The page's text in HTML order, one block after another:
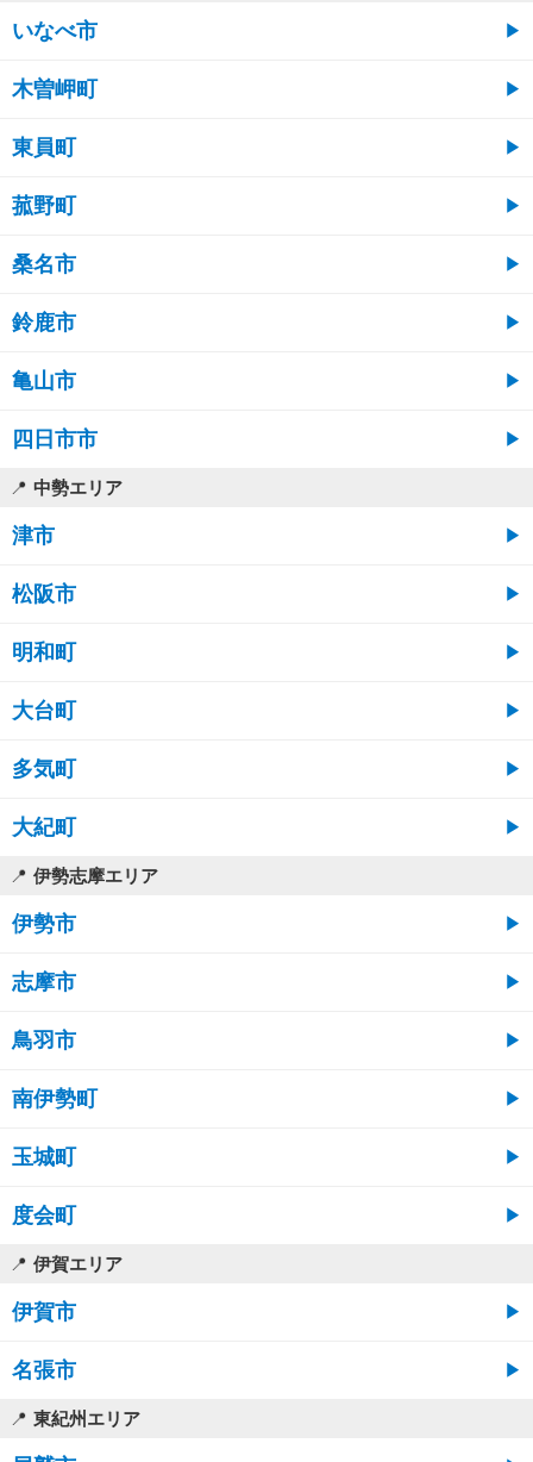
いなべ市
木曽岬町
東員町
菰野町
桑名市
鈴鹿市
亀山市
四日市市
中勢エリア
津市
松阪市
明和町
大台町
多気町
大紀町
伊勢志摩エリア
伊勢市
志摩市
鳥羽市
南伊勢町
玉城町
度会町
伊賀エリア
伊賀市
名張市
東紀州エリア